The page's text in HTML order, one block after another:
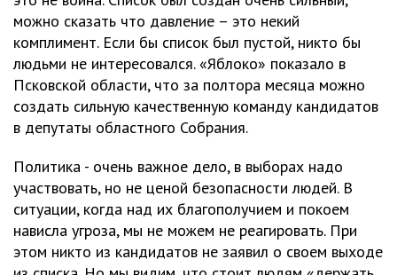
можно сказать что давление – это некий
комплимент. Если бы список был пустой, никто бы
людьми не интересовался. «Яблоко» показало в
Псковской области, что за полтора месяца можно
создать сильную качественную команду кандидатов
в депутаты областного Собрания.
Политика - очень важное дело, в выборах надо
участвовать, но не ценой безопасности людей. В
ситуации, когда над их благополучием и покоем
нависла угроза, мы не можем не реагировать. При
этом никто из кандидатов не заявил о своем выходе